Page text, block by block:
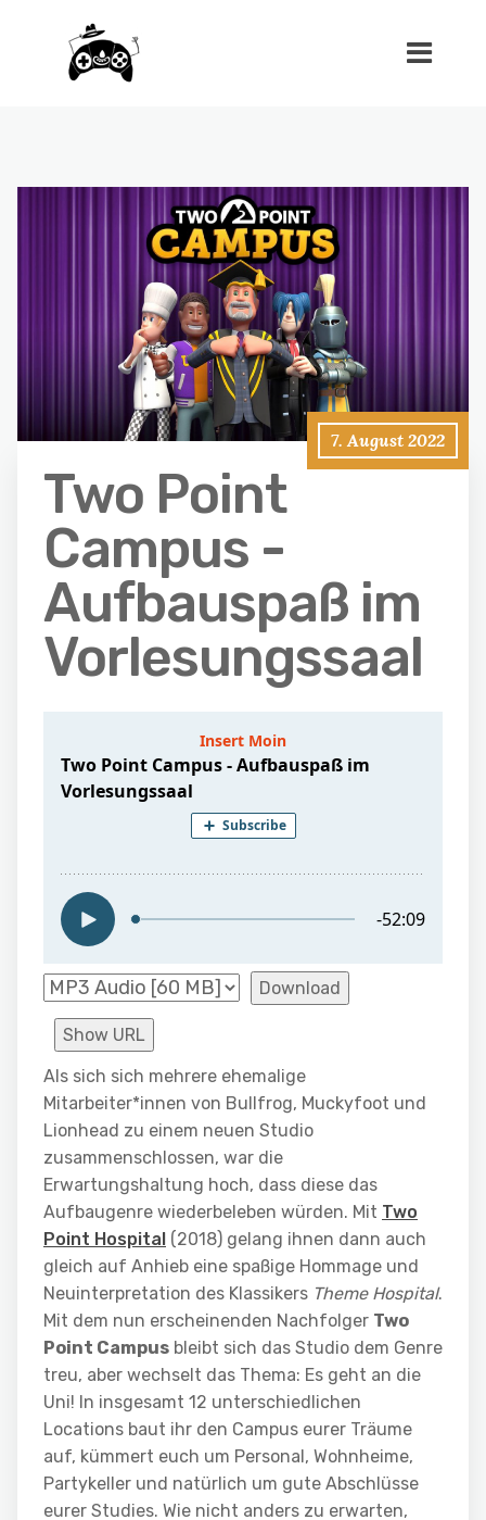
7. August 2022
Two Point
Campus -
Aufbauspaß im
Vorlesungssaal
Download
Show URL
Als sich sich mehrere ehemalige
Mitarbeiter*innen von Bullfrog, Muckyfoot und
Lionhead zu einem neuen Studio
zusammenschlossen, war die
Erwartungshaltung hoch, dass diese das
Aufbaugenre wiederbeleben würden. Mit Two
Point Hospital (2018) gelang ihnen dann auch
gleich auf Anhieb eine spaßige Hommage und
Neuinterpretation des Klassikers Theme Hospital.
Mit dem nun erscheinenden Nachfolger Two
Point Campus bleibt sich das Studio dem Genre
treu, aber wechselt das Thema: Es geht an die
Uni! In insgesamt 12 unterschiedlichen
Locations baut ihr den Campus eurer Träume
auf, kümmert euch um Personal, Wohnheime,
Partykeller und natürlich um gute Abschlüsse
eurer Studies. Wie nicht anders zu erwarten,